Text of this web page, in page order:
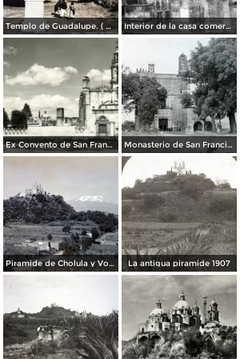
Templo de Guadalupe. ( Circulada el 23 de Julio de 1940 ). Interior de la casa comercial del Sr. A. E. Porras
Ex Convento de San Francisco Monasterio de San Francisco cerca de Cholula, por el fotógrafo T. Enami, de Yokohama, Japón (1934)
Piramide de Cholula y Volcan Ixtaccihuatl. La antigua piramide 1907